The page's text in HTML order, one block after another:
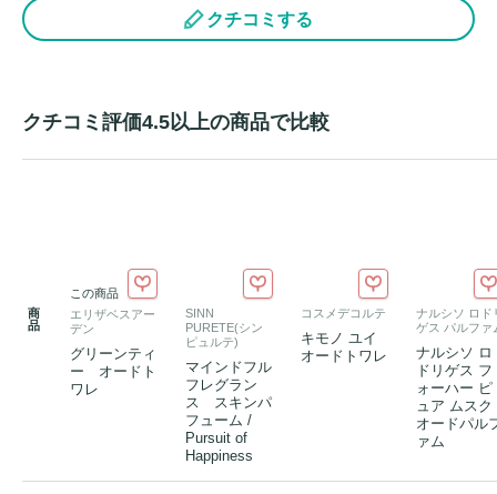
たらし、長く残る温かみのある余韻を楽しむことができま
す。
香調：シトラス アロマティック
ミン、スパイシーカーネーション、フェンネル、セロリ
BASE：アンバー、オークモス、ムスク
爽やかで心落ち着くナチュラルな魅力を表現したデザイン。
ボトルやパッケージには、清涼感あふれるグリーンを基調と
し、茶葉の繊細なシルエットや自然の息吹を感じさせる要素
が取り入れられ、香りの透明感とフレッシュさを視覚的に伝
えています。シンプルながら洗練されたデザインは、心地よ
クチコミする
クチコミ評価4.5以上の商品で比較
商
品
この商品
エリザベスアー
デン
グリーンティ
ー オードト
ワレ
SINN
PURETE(シン
ピュルテ)
マインドフル
フレグラン
ス スキンパ
フューム /
Pursuit of
Happiness
コスメデコルテ
キモノ ユイ
オードトワレ
ナルシソ ロド
ゲス パルファ
ナルシソ ロ
ドリゲス フ
ォーハー ピ
ュア ムスク
オードパル
ァム